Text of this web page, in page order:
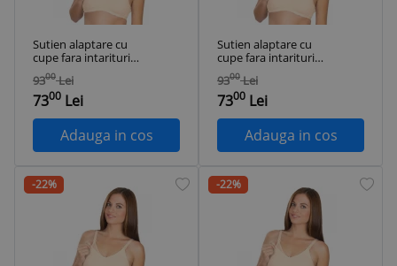
Sutien alaptare cu
cupe fara intarituri
BabyJem (Culoare:
Bej, Marime: 95)
9300 Lei
7300 Lei
Adauga in cos
Sutien alaptare cu
cupe fara intarituri
BabyJem (Culoare:
Bej, Marime: 100)
9300 Lei
7300 Lei
Adauga in cos
-22% -22%